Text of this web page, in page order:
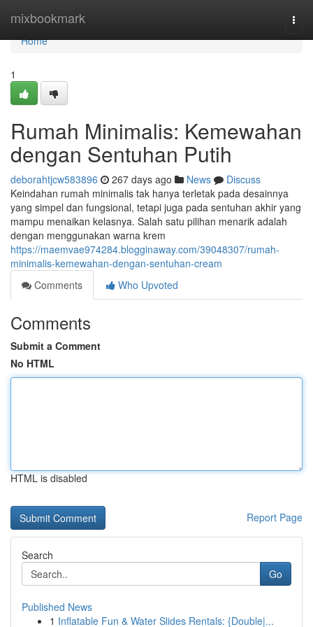
mixbookmark
Home
Home
1
Rumah Minimalis: Kemewahan
dengan Sentuhan Putih
deborahtjcw583896 267 days ago News
Discuss
Keindahan rumah minimalis tak hanya terletak pada desainnya
yang simpel dan fungsional, tetapi juga pada sentuhan akhir yang
mampu menaikan kelasnya. Salah satu pilihan menarik adalah
dengan menggunakan warna krem
https://maemvae974284.blogginaway.com/39048307/rumah-
minimalis-kemewahan-dengan-sentuhan-cream
Comments
Who Upvoted
Comments
Submit a Comment
No HTML
HTML is disabled
Report Page
Search
Go
Published News
1 Inflatable Fun & Water Slides Rentals: {Double|...